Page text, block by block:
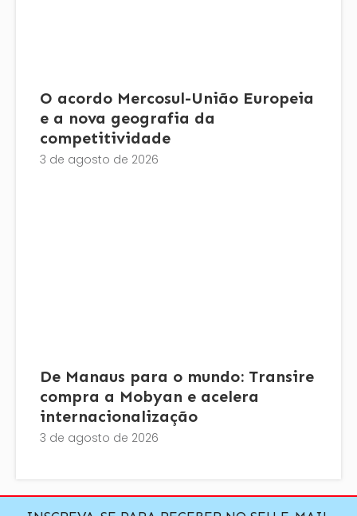
O acordo Mercosul-União Europeia
e a nova geografia da
competitividade
3 de agosto de 2026
De Manaus para o mundo: Transire
compra a Mobyan e acelera
internacionalização
3 de agosto de 2026